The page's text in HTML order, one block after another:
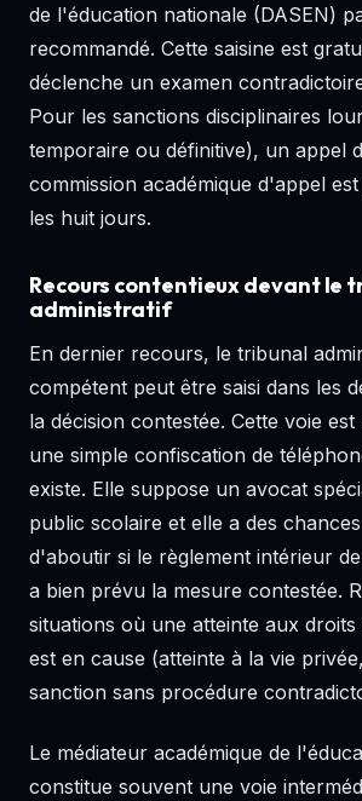
de l'éducation nationale (DASEN)
recommandé. Cette saisine est
déclenche un examen
Pour les sanctions disciplinaires
temporaire ou définitive), un appel
commission académique d'appel
les huit jours.
Recours contentieux devant le
administratif
En dernier recours, le tribunal
compétent peut être saisi dans les
la décision contestée. Cette voie
une simple confiscation de
existe. Elle suppose un avocat
public scolaire et elle a des
d'aboutir si le règlement intérieur
a bien prévu la mesure contestée.
situations où une atteinte aux
est en cause (atteinte à la vie
sanction sans procédure
Le médiateur académique de
constitue souvent une voie